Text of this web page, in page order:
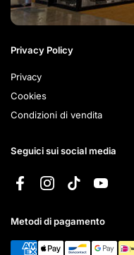
Privacy Policy
Privacy
Cookies
Condizioni di vendita
Seguici sui social media
FacebookInstagramTikTokYouTube
Metodi di pagamento